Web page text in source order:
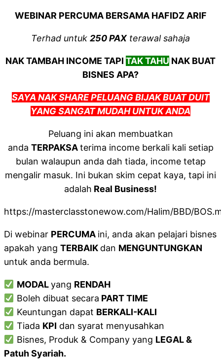
WEBINAR PERCUMA BERSAMA HAFIDZ ARIF
Terhad untuk 250 PAXterawal sahaja
NAK TAMBAH INCOME TAPI TAK TAHU NAK BUAT
BISNES APA?
SAYA NAK SHARE PELUANG BIJAK BUAT DUIT
YANG SANGAT MUDAH UNTUK ANDA
Peluang ini akan membuatkan
anda TERPAKSAterima income berkali kali setiap
bulan walaupun anda dah tiada, income tetap
mengalir masuk. Ini bukan skim cepat kaya, tapi ini
adalah Real Business!
https://masterclasstonewow.com/Halim/BBD/
Di webinar PERCUMA ini, anda akan pelajari bisnes
apakah yang TERBAIK dan MENGUNTUNGKAN
untuk anda bermula.
MODALyang RENDAH
Boleh dibuat secara PART TIME
Keuntungan dapat BERKALI-KALI
Tiada KPI dan syarat menyusahkan
Bisnes, Produk & Company yang LEGAL &
Patuh Syariah.